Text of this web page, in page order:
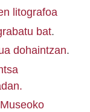
litografoa
bat.
dohaintzan.